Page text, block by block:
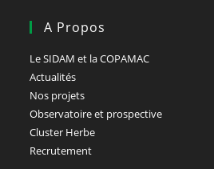
A Propos
Le SIDAM et la COPAMAC
Actualités
Nos projets
Observatoire et prospective
Cluster Herbe
Recrutement